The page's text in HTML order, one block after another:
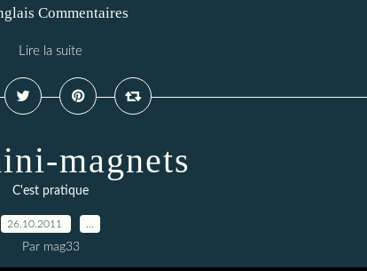
Commentaires
Lire la suite
magnets
C'est pratique
26.10.2011
Par mag33